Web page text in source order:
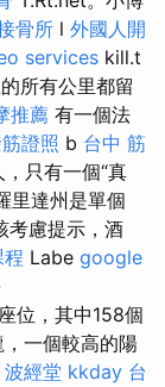
骨所 l 外國人開
services kill.t
所有公里都留
推薦 有一個法
證照 b 台中 筋
只有一個“真
里達州是單個
考慮提示，酒
Labe google
位，其中158個
一個較高的陽
波經堂 kkday 台